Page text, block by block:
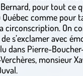
pour tout ce
comme pour
circonscription. On
s’exclamer avec
dans Pierre-
monsieur